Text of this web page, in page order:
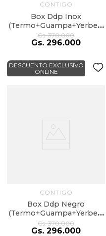
CONTIGO
Box Ddp Inox
(Termo+Guampa+Yerbera
100% Cuero+Caja)
Gs. 370.000
Gs. 296.000
DESCUENTO EXCLUSIVO
ONLINE
CONTIGO
Box Ddp Negro
(Termo+Guampa+Yerbera
100% Cuero+Caja)
Gs. 370.000
Gs. 296.000